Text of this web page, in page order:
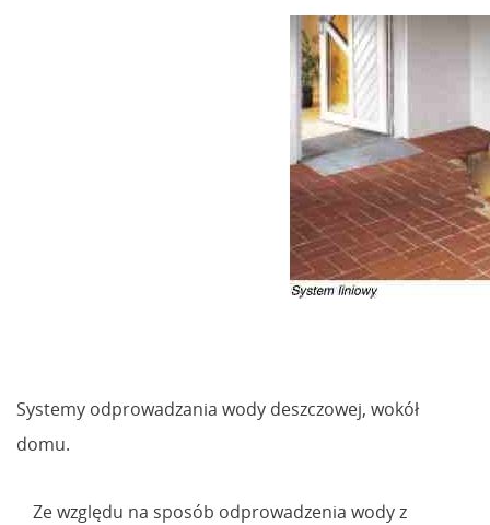
Systemy odprowadzania wody deszczowej, wokół
domu.
Ze względu na sposób odprowadzenia wody z